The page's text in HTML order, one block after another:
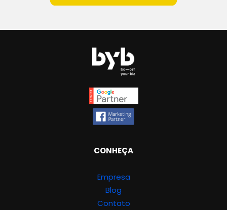
CONHEÇA
Empresa
Blog
Contato